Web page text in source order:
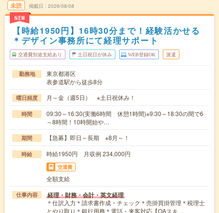
未読
NEW
掲載日 2026/08/08
【時給1950円】16時30分まで！経験活かせる
＊デザイン事務所にて経理サポート
交通費別途支給あり 土日祝日が休み WEB登録OK 派遣
勤務地
東京都港区
表参道駅から徒歩8分
曜日頻度 月～金（週5日） ※土日祝休み！
時間
09:30～16:30(実働6時間 休憩1時間)※9:30～18:30の間で6
～8時間！10時開始や…
期間 【急募】即日～長期 ※8月～！
時給 時給1950円 月収例 234,000円
交通費
全額支給
仕事内容 経理・財務・会計・英文経理
＊仕訳入力＊請求書作成・チェック＊売掛買掛管理＊税理士
とやり取り＊銀行用務＊電話・来客対応【OAスキ…